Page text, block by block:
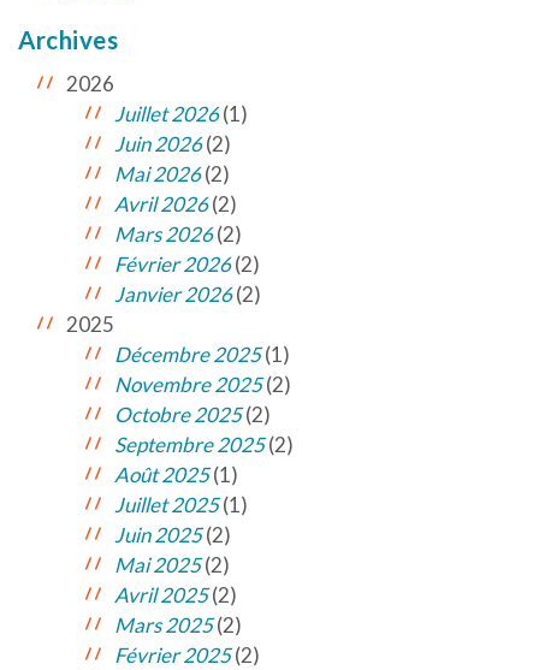
Archives
2026
Juillet 2026(1)
Juin 2026(2)
Mai 2026(2)
Avril 2026(2)
Mars 2026(2)
Février 2026(2)
Janvier 2026(2)
2025
Décembre 2025(1)
Novembre 2025(2)
Octobre 2025(2)
Septembre 2025(2)
Août 2025(1)
Juillet 2025(1)
Juin 2025(2)
Mai 2025(2)
Avril 2025(2)
Mars 2025(2)
Février 2025(2)